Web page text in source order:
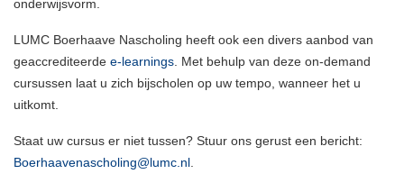
onderwijsvorm.
LUMC Boerhaave Nascholing heeft ook een divers aanbod van
geaccrediteerde e-learnings . Met behulp van deze on-demand
cursussen laat u zich bijscholen op uw tempo, wanneer het u
uitkomt.
Staat uw cursus er niet tussen? Stuur ons gerust een bericht:
Boerhaavenascholing@lumc.nl